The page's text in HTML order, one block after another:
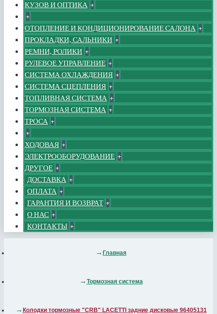
КУЗОВ И ОПТИКА +
+
ОТОПЛЕНИЕ И КОНДИЦИОНИРОВАНИЕ САЛОНА +
ПРОКЛАДКИ, САЛЬНИКИ +
РЕМНИ, РОЛИКИ +
РУЛЕВОЕ УПРАВЛЕНИЕ +
СИСТЕМА ОХЛАЖДЕНИЯ +
СИСТЕМА СЦЕПЛЕНИЯ +
ТОПЛИВНАЯ СИСТЕМА +
ТОРМОЗНАЯ СИСТЕМА +
ТРОСА +
+
ХОДОВАЯ +
ЭЛЕКТРООБОРУДОВАНИЕ +
ДРУГОЕ +
ДОСТАВКА +
ОПЛАТА +
ГАРАНТИЯ И ВОЗВРАТ +
О НАС +
КОНТАКТЫ +
Главная
Тормозная система
Колодки тормозные "CRB" LACETTI задние дисковые 96405131